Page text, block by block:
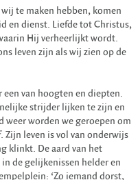
te maken hebben, komen
en dienst. Liefde tot Christus,
Hij verheerlijkt wordt.
leven zijn als wij zien op de
een van hoogten en diepten.
strijder lijken te zijn en
worden we geroepen om
Zijn leven is vol van onderwijs
klinkt. De aard van het
de gelijkenissen helder en
‘Zo iemand dorst,